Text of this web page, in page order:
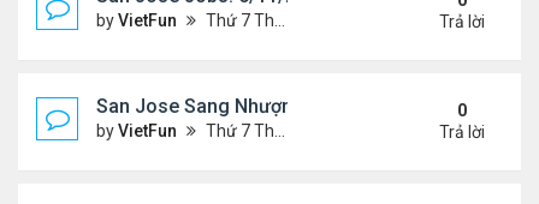
byVietFun Thứ 7 Tháng 6 12, 2021 10:28 am
Trả lời
San Jose Sang Nhượng 6/11/21-6/18/21
byVietFun Thứ 7 Tháng 6 12, 2021 10:25 am
0
Trả lời